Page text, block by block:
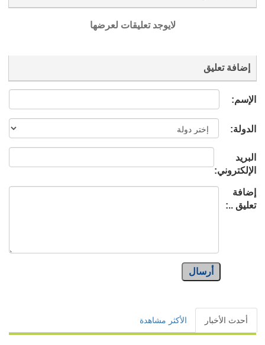
لايوجد تعليقات لعرضها
إضافة تعليق
الإسم:
الدولة:
البريد
الإلكتروني:
إضافة
تعليق ..:
أرسال
أحدث الأخبار الأكثر مشاهدة